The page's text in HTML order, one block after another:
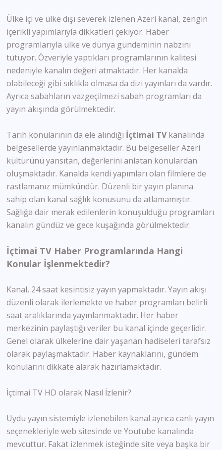
Ülke içi ve ülke dışı severek izlenen Azeri kanal, zengin
içerikli yapımlarıyla dikkatleri çekiyor. Haber
programlarıyla ülke ve dünya gündeminin nabzını
tutuyor. Özveriyle yaptıkları programlarının kalitesi
nedeniyle kanalın değeri atmaktadır. Her kanalda
olabileceği gibi sıklıkla olmasa da dizi yayınları da vardır.
Ayrıca sabahların vazgeçilmezi sabah programları da
yayın akışında görülmektedir.
Tarih konularının da ele alındığı İçtimai TVkanalında
belgesellerde yayınlanmaktadır. Bu belgeseller Azeri
kültürünü yansıtan, değerlerini anlatan konulardan
oluşmaktadır. Kanalda kendi yapımları olan filmlere de
rastlamanız mümkündür. Düzenli bir yayın planına
sahip olan kanal sağlık konusunu da atlamamıştır.
Sağlığa dair merak edilenlerin konuşulduğu programları
kanalın gündüz ve gece kuşağında görülmektedir.
İçtimai TV Haber Programlarında Hangi
Konular İşlenmektedir?
Kanal, 24 saat kesintisiz yayın yapmaktadır. Yayın akışı
düzenli olarak ilerlemekte ve haber programları belirli
saat aralıklarında yayınlanmaktadır. Her haber
merkezinin paylaştığı veriler bu kanal içinde geçerlidir.
Genel olarak ülkelerine dair yaşanan hadiseleri tarafsız
olarak paylaşmaktadır. Haber kaynaklarını, gündem
konularını dikkate alarak hazırlamaktadır.
İçtimai TV HD olarak Nasıl İzlenir?
Uydu yayın sistemiyle izlenebilen kanal ayrıca canlı yayın
seçenekleriyle web sitesinde ve Youtube kanalında
mevcuttur. Fakat izlenmek isteğinde site veya başka bir